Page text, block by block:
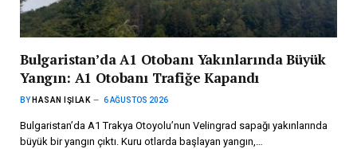
Bulgaristan’da A1 Otobanı Yakınlarında Büyük
Yangın: A1 Otobanı Trafiğe Kapandı
BY HASAN IŞILAK 6 AĞUSTOS 2026
Bulgaristan’da A1 Trakya Otoyolu’nun Velingrad sapağı yakınlarında
büyük bir yangın çıktı. Kuru otlarda başlayan yangın,…